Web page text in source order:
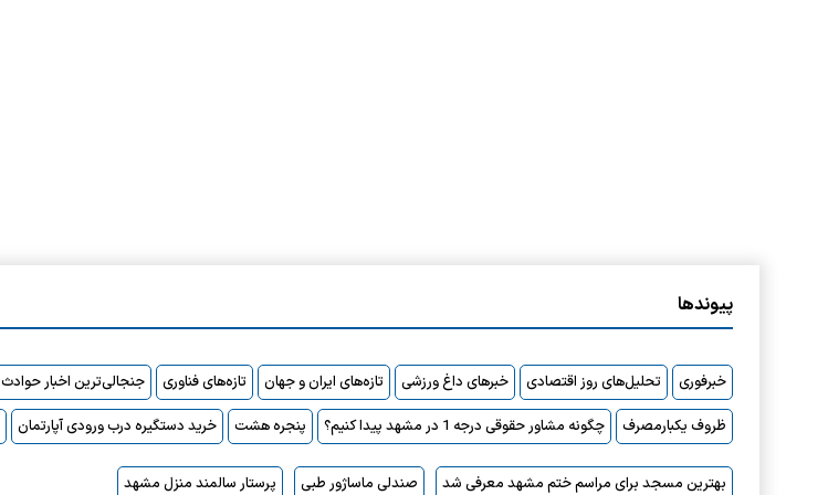
پیوندها
خبرفوری تحلیل‌های روز اقتصادی خبرهای داغ ورزشی تازه‌های ایران و جهان تازه‌های فناوری جنجالی‌ترین اخبار حوادث
ظروف یکبارمصرف
چگونه مشاور حقوقی درجه 1 در مشهد پیدا کنیم؟ پنجره هشت خرید دستگیره درب ورودی آپارتمان
بهترین مسجد برای مراسم ختم مشهد معرفی شد صندلی ماساژور طبی پرستار سالمند منزل مشهد